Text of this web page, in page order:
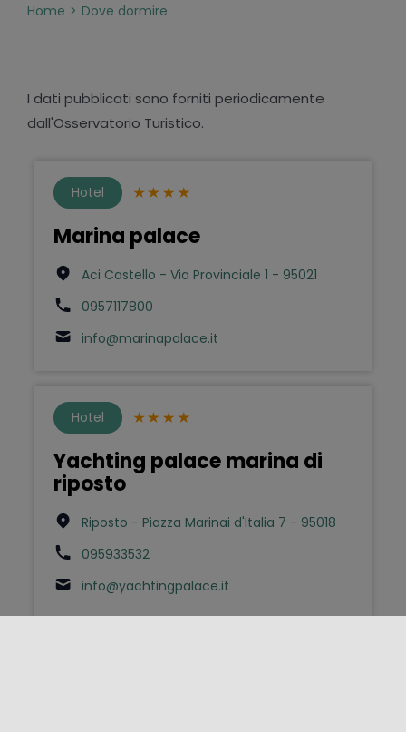
Home Dove dormire
I dati pubblicati sono forniti periodicamente
dall'Osservatorio Turistico.
Hotel
Marina palace
Aci Castello - Via Provinciale 1 - 95021
0957117800
info@marinapalace.it
Hotel
Yachting palace marina di
riposto
Riposto - Piazza Marinai d'Italia 7 - 95018
095933532
info@yachtingpalace.it